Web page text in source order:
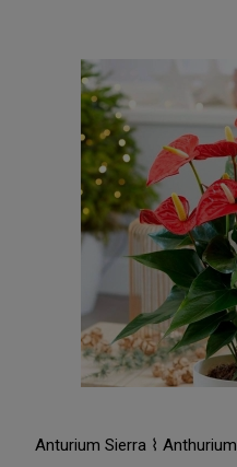
Anturium Sierra ⌇ Anthurium